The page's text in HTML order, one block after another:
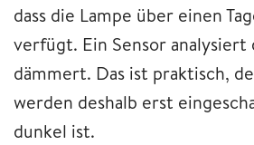
dass die Lampe über einen
verfügt. Ein Sensor analysiert
dämmert. Das ist praktisch,
werden deshalb erst
dunkel ist.